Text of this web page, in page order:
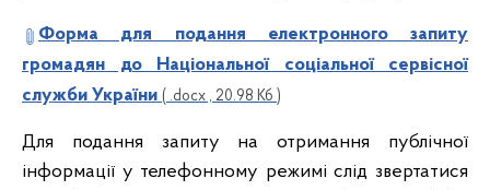
Форма для подання електронного запиту
громадян до Національної соціальної сервісної
служби України ( .docx , 20.98 Кб )
Для подання запиту на отримання публічної
інформації у телефонному режимі слід звертатися